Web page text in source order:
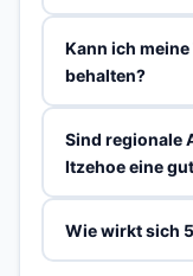
Kann ich
behalten?
Sind regionale
Itzehoe eine
Wie wirkt sich